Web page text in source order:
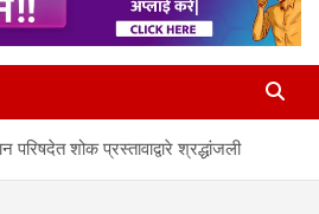
परिषदेत शोक प्रस्तावाद्वारे श्रद्धांजली